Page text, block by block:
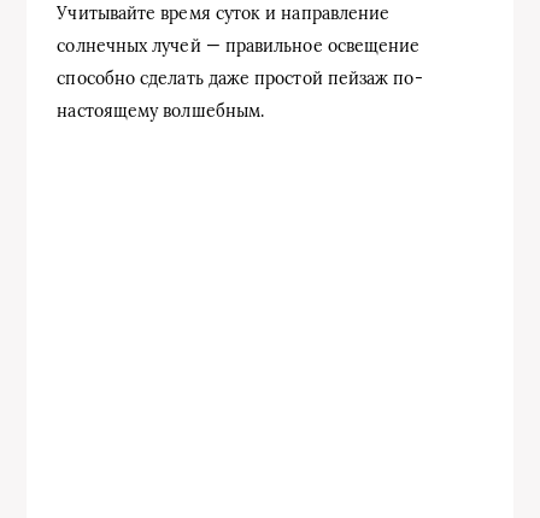
Учитывайте время суток и направление
солнечных лучей — правильное освещение
способно сделать даже простой пейзаж по-
настоящему волшебным.